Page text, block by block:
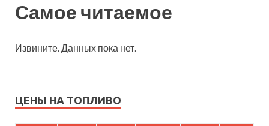
Самое читаемое
Извините. Данных пока нет.
ЦЕНЫ НА ТОПЛИВО